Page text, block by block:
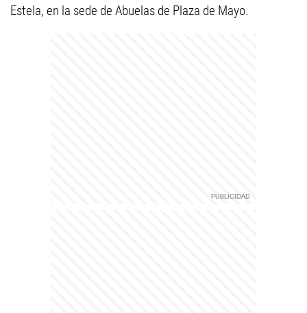
Estela, en la sede de Abuelas de Plaza de Mayo.